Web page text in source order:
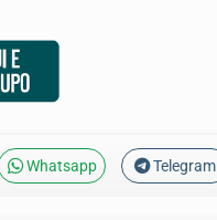
Whatsapp Telegram